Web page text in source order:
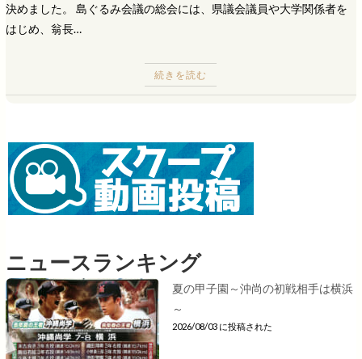
決めました。 島ぐるみ会議の総会には、県議会議員や大学関係者を
はじめ、翁長…
続きを読む
ニュースランキング
夏の甲子園～沖尚の初戦相手は横浜
～
2026/08/03 に投稿された